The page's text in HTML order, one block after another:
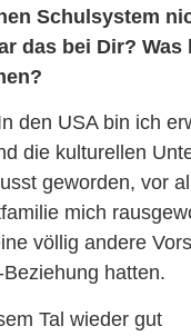
Schulsystem
das bei Dir? Was
den USA bin ich
die kulturellen
geworden, vor
mich
völlig andere
hatten.
Tal wieder gut